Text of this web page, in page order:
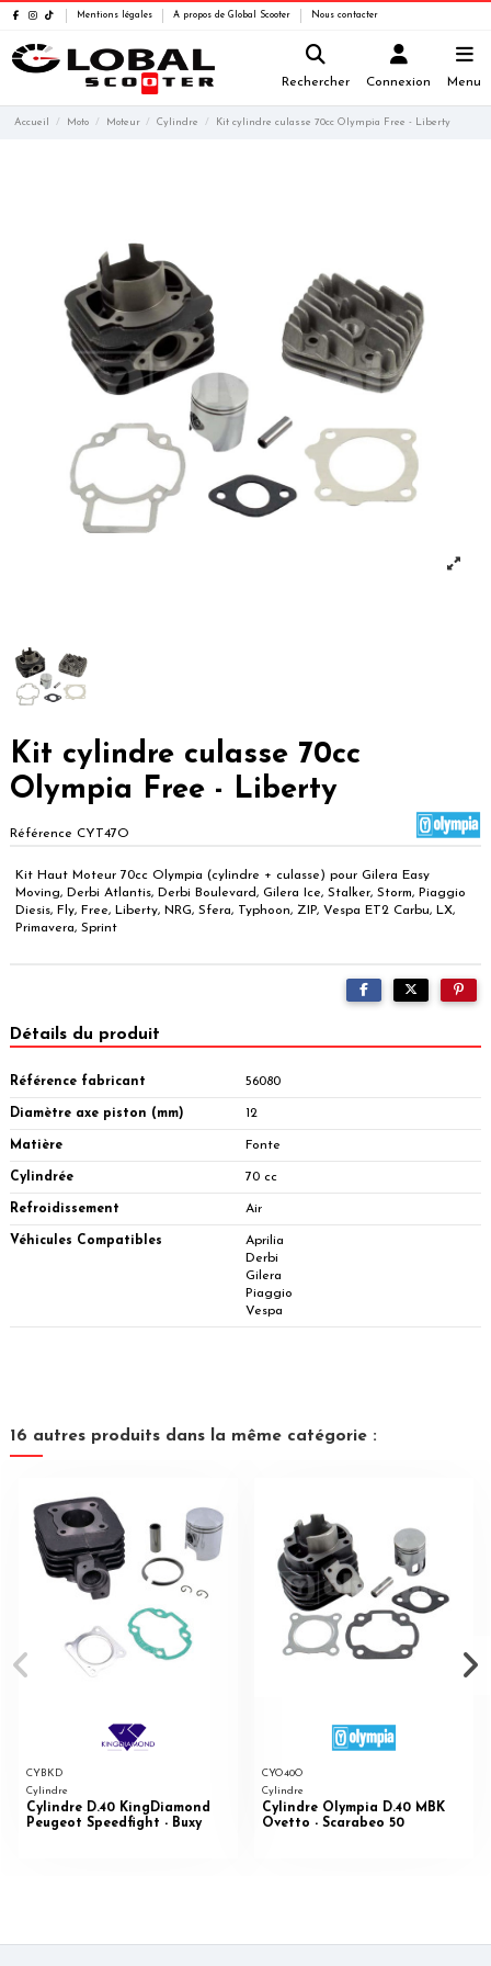
Mentions légales A propos de Global Scooter Nous contacter
Rechercher Connexion Menu
Accueil Moto Moteur Cylindre Kit cylindre culasse 70cc Olympia Free - Liberty
Kit cylindre culasse 70cc
Olympia Free - Liberty
Référence CYT47O
Kit Haut Moteur 70cc Olympia (cylindre + culasse) pour Gilera Easy
Moving, Derbi Atlantis, Derbi Boulevard, Gilera Ice, Stalker, Storm, Piaggio
Diesis, Fly, Free, Liberty, NRG, Sfera, Typhoon, ZIP, Vespa ET2 Carbu, LX,
Primavera, Sprint
Détails du produit
Référence fabricant 56080
Diamètre axe piston (mm) 12
Matière Fonte
Cylindrée 70 cc
Refroidissement Air
Véhicules Compatibles
Aprilia
Derbi
Gilera
Piaggio
Vespa
16 autres produits dans la même catégorie :
CYBKD
Cylindre
Cylindre D.40 KingDiamond
Peugeot Speedfight - Buxy
CYO40O
Cylindre
Cylindre Olympia D.40 MBK
Ovetto - Scarabeo 50